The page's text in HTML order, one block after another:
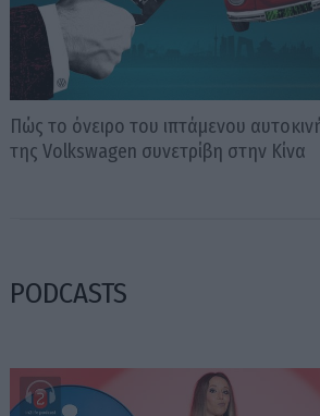
Πώς το όνειρο του ιπτάμενου
της Volkswagen συνετρίβη στην Κίνα
PODCASTS